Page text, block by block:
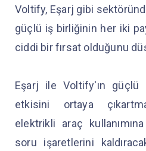
Voltify, Eşarj gibi
güçlü iş birliğinin her iki
ciddi bir fırsat olduğunu
Eşarj ile Voltify'ın
etkisini ortaya
elektrikli araç
soru işaretlerini